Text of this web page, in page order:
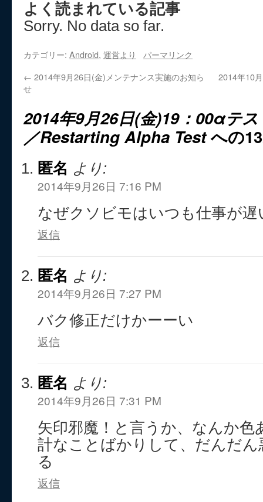
よく読まれている記事
Sorry. No data so far.
カテゴリー: Android, 運営より
パーマリンク
← 2014年9月26日(金)メンテナンス実施のお知ら
せ
2014年10
2014年9月26日(金)19：00αテ
／Restarting Alpha Testへの
匿名 より:
2014年9月26日 7:16 PM
なぜクソビモはいつも仕事が遅
返信
匿名 より:
2014年9月26日 7:27 PM
バク修正だけかーーい
返信
匿名 より:
2014年9月26日 7:31 PM
矢印邪魔！と言うか、なんか色
計なことばかりして、だんだ
る
返信